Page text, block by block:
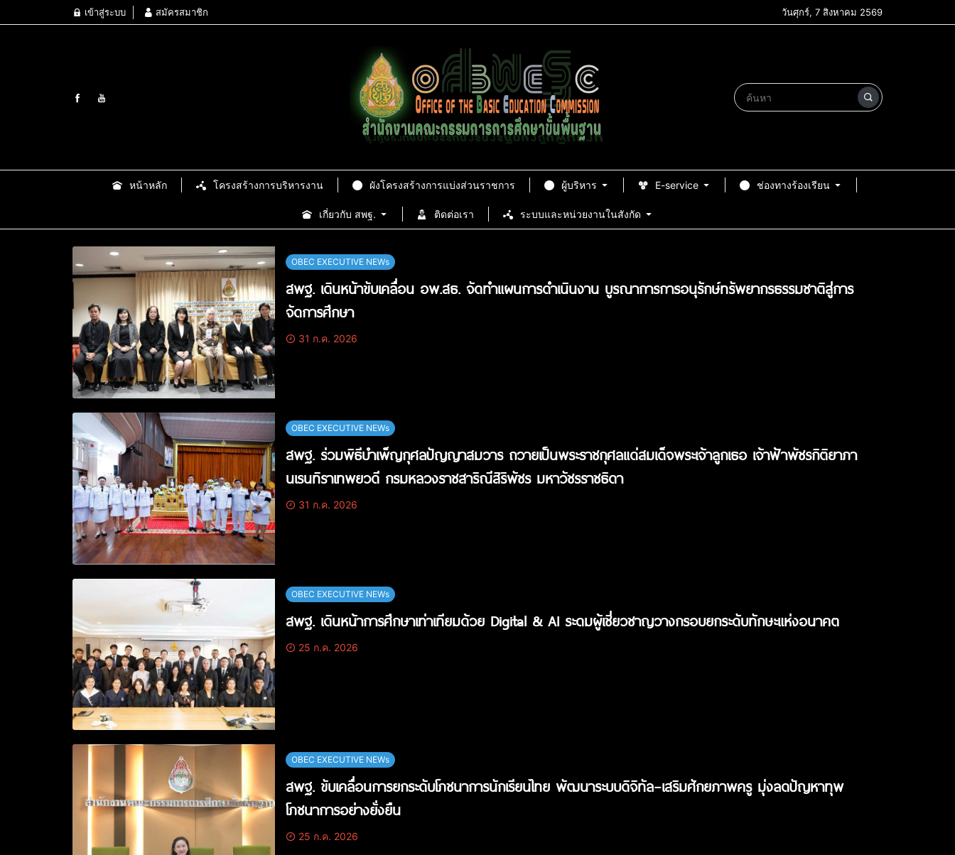
เข้าสู่ระบบ สมัครสมาชิก วันศุกร์, 7 สิงหาคม 2569
หน้าหลัก โครงสร้างการบริหารงาน ผังโครงสร้างการแบ่งส่วนราชการ ผู้บริหาร E-service ช่องทางร้องเรียน
เกี่ยวกับ สพฐ. ติดต่อเรา ระบบและหน่วยงานในสังกัด
OBEC EXECUTIVE NEWs
สพฐ. เดินหน้าขับเคลื่อน อพ.สธ. จัดทำแผนการดำเนินงาน บูรณาการการอนุรักษ์ทรัพยากรธรรมชาติสู่การ
จัดการศึกษา
31 ก.ค. 2026
OBEC EXECUTIVE NEWs
สพฐ. ร่วมพิธีบำเพ็ญกุศลปัญญาสมวาร ถวายเป็นพระราชกุศลแด่สมเด็จพระเจ้าลูกเธอ เจ้าฟ้าพัชรกิติยาภา
นเรนทิราเทพยวดี กรมหลวงราชสาริณีสิริพัชร มหาวัชรราชธิดา
31 ก.ค. 2026
OBEC EXECUTIVE NEWs
สพฐ. เดินหน้าการศึกษาเท่าเทียมด้วย Digital & AI ระดมผู้เชี่ยวชาญวางกรอบยกระดับทักษะแห่งอนาคต
25 ก.ค. 2026
OBEC EXECUTIVE NEWs
สพฐ. ขับเคลื่อนการยกระดับโภชนาการนักเรียนไทย พัฒนาระบบดิจิทัล–เสริมศักยภาพครู มุ่งลดปัญหาทุพ
โภชนาการอย่างยั่งยืน
25 ก.ค. 2026